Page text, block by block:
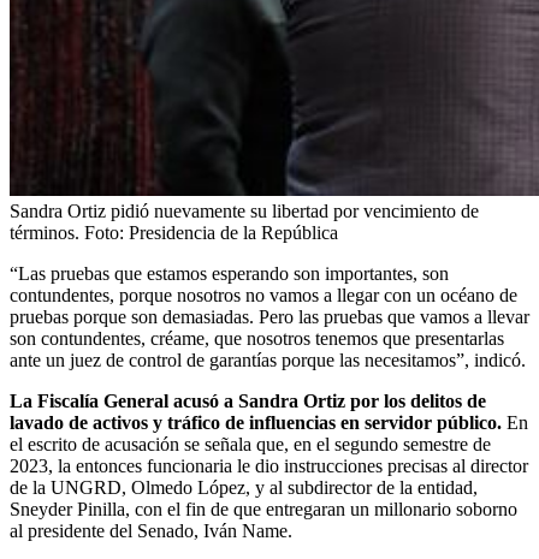
Sandra Ortiz pidió nuevamente su libertad por vencimiento de
términos. Foto: Presidencia de la República
“Las pruebas que estamos esperando son importantes, son
contundentes, porque nosotros no vamos a llegar con un océano de
pruebas porque son demasiadas. Pero las pruebas que vamos a llevar
son contundentes, créame, que nosotros tenemos que presentarlas
ante un juez de control de garantías porque las necesitamos”, indicó.
La Fiscalía General acusó a Sandra Ortiz por los delitos de
lavado de activos y tráfico de influencias en servidor público. En
el escrito de acusación se señala que, en el segundo semestre de
2023, la entonces funcionaria le dio instrucciones precisas al director
de la UNGRD, Olmedo López, y al subdirector de la entidad,
Sneyder Pinilla, con el fin de que entregaran un millonario soborno
al presidente del Senado, Iván Name.